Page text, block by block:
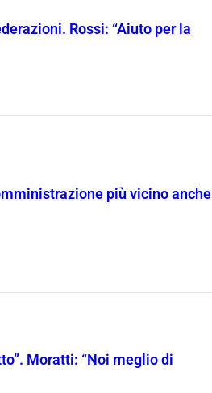
Rossi: “Aiuto per la
più vicino anche
Moratti: “Noi meglio di